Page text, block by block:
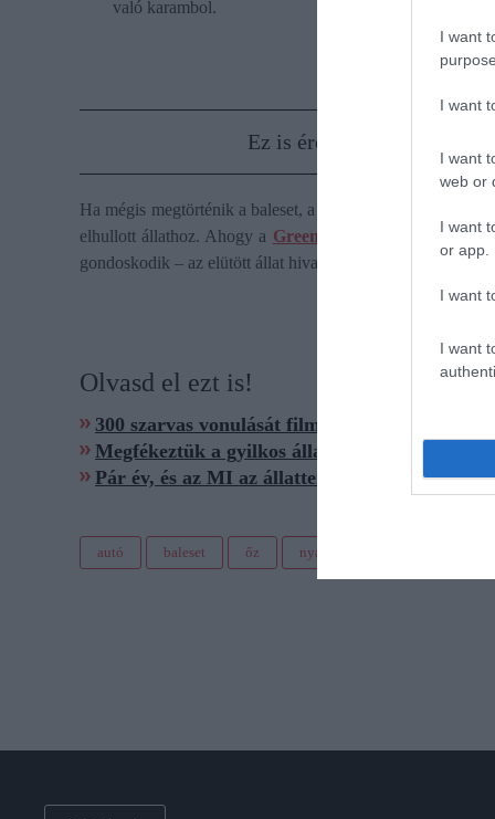
I want
I want
I want
web or
I want
or app.
I want
I want
való karambol.
Ez is érdekelhet!
Ha mégis megtörténik a baleset, a teendők egyértelműek:
elhullott állathoz. Ahogy a Greendex
kiemeli, a vad
gondoskodik – az elütött állat hivatalosan állami tulajdon,
Olvasd el ezt is!
300 szarvas vonulását filmezték le
Megfékeztük a gyilkos állatbetegséget
Pár év, és az MI az állattenyésztést is
autó baleset őz nyár